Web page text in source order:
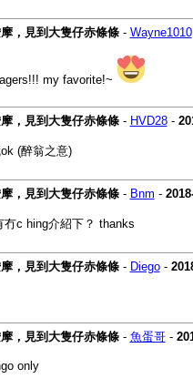
，見到大隻仔赤條條- Wayne1010
my favorite!~
，見到大隻仔赤條條- HVD28-
(醉翁之意)
，見到大隻仔赤條條- Bnm -
冇c hing介紹下？ thanks
，見到大隻仔赤條條- Diego-
，見到大隻仔赤條條- 魚蛋哥-
only